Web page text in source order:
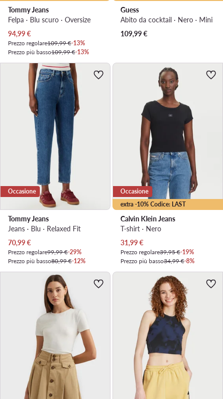
Tommy Jeans
Felpa · Blu scuro · Oversize
Prezzo attuale
94,99€
Prezzo regolare109,99 €-13%
Prezzo più basso109,99 €-13%
Guess
Abito da cocktail · Nero · Mini
109,99€
Occasione
Tommy Jeans
Jeans · Blu · Relaxed Fit
Prezzo attuale
70,99€
Prezzo regolare99,99 €-29%
Prezzo più basso80,99 €-12%
extra -10% Codice: LAST
Occasione
Calvin Klein Jeans
T-shirt · Nero
Prezzo attuale
31,99€
Prezzo regolare39,95 €-19%
Prezzo più basso34,99 €-8%